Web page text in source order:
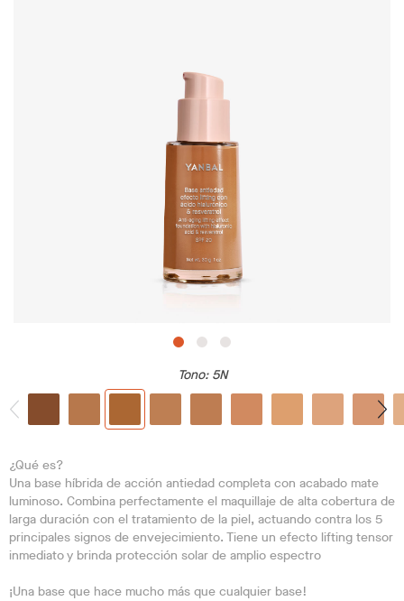
Tono: 5N
¿Qué es?
Una base híbrida de acción antiedad completa con acabado mate
luminoso. Combina perfectamente el maquillaje de alta cobertura de
larga duración con el tratamiento de la piel, actuando contra los 5
principales signos de envejecimiento. Tiene un efecto lifting tensor
inmediato y brinda protección solar de amplio espectro
¡Una base que hace mucho más que cualquier base!